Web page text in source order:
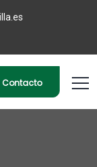
Contacto